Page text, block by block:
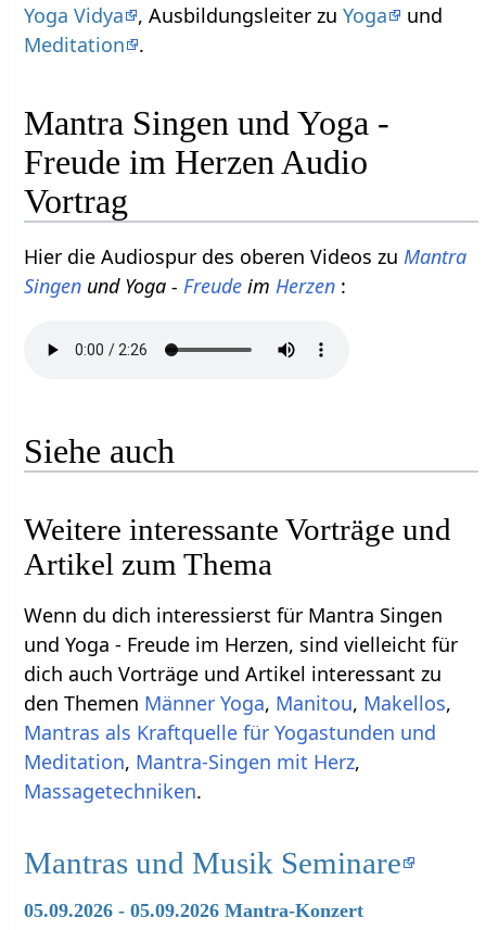
Yoga Vidya
, Ausbildungsleiter zuYoga
und
Meditation
.
Mantra Singen und Yoga -
Freude im Herzen Audio
Vortrag
Hier die Audiospur des oberen Videos zuMantra
Singen und Yoga -Freude imHerzen :
Siehe auch
Weitere interessante Vorträge und
Artikel zum Thema
Wenn du dich interessierst für Mantra Singen
und Yoga - Freude im Herzen, sind vielleicht für
dich auch Vorträge und Artikel interessant zu
den Themen Männer Yoga, Manitou, Makellos,
Mantras als Kraftquelle für Yogastunden und
Meditation, Mantra-Singen mit Herz,
Massagetechniken.
Mantras und Musik Seminare
05.09.2026 - 05.09.2026 Mantra-Konzert